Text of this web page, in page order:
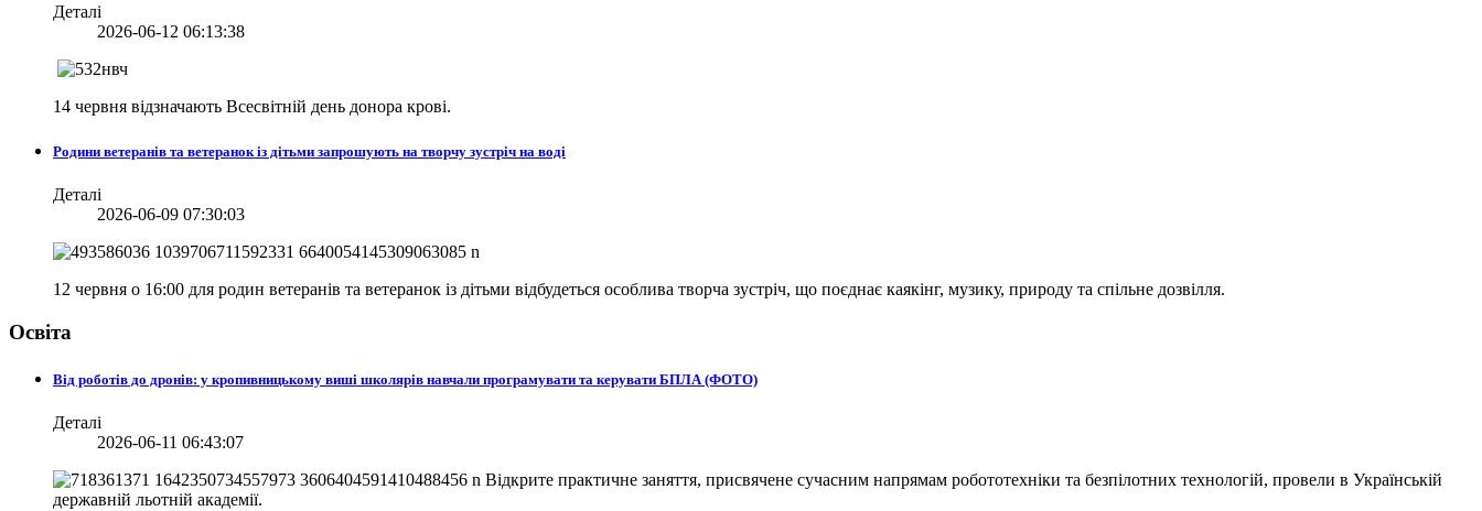
Деталі
2026-06-12 06:13:38
14 червня відзначають Всесвітній день донора крові.
Родини ветеранів та ветеранок із дітьми запрошують на творчу зустріч на воді
Деталі
2026-06-09 07:30:03
12 червня о 16:00 для родин ветеранів та ветеранок із дітьми відбудеться особлива творча зустріч, що поєднає каякінг, музику, природу та спільне дозвілля.
Освіта
Від роботів до дронів: у кропивницькому виші школярів навчали програмувати та керувати БПЛА (ФОТО)
Деталі
2026-06-11 06:43:07
Відкрите практичне заняття, присвячене сучасним напрямам робототехніки та безпілотних технологій, провели в Українській
державній льотній академії.